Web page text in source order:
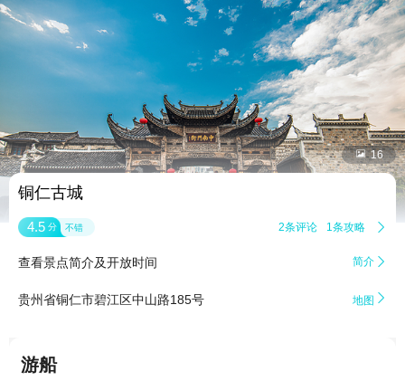
 16
铜仁古城
4.5 分 不错 2条评论 1条攻略 
查看景点简介及开放时间 简介 
贵州省铜仁市碧江区中山路185号 地图 
游船
